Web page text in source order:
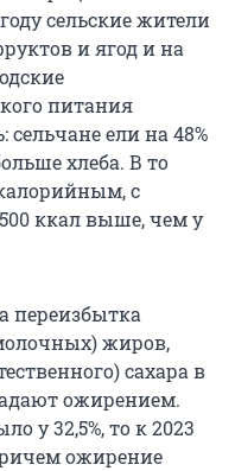
сельские жители
и ягод и на
питания
сельчане ели на 48%
хлеба. В то
с
ккал выше, чем у
переизбытка
жиров,
сахара в
ожирением.
у 32,5%, то к 2023
ожирение